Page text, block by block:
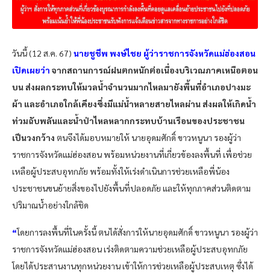
วันนี้ (12 ส.ค. 67) นายชูชีพ พงษ์ไชย ผู้ว่าราชการจังหวัดแม่ฮ่องสอน
เปิดเผยว่า จากสถานการณ์ฝนตกหนักต่อเนื่องบริเวณภาคเหนือตอน
บน ส่งผลกระทบให้มวลน้ำจำนวนมากไหลมายังพื้นที่อำเภอปางมะ
ผ้า และอำเภอใกล้เคียงซึ่งมีแม่น้ำหลายสายไหลผ่าน ส่งผลให้เกิดน้ำ
ท่วมฉับพลันและน้ำป่าไหลหลากกระทบบ้านเรือนของประชาชน
เป็นวงกว้าง ตนจึงได้มอบหมายให้ นายอุดมศักดิ์ ขาวหนูนา รองผู้ว่า
ราชการจังหวัดแม่ฮ่องสอน พร้อมหน่วยงานที่เกี่ยวข้องลงพื้นที่ เพื่อช่วย
เหลือผู้ประสบอุทกภัย พร้อมทั้งให้เร่งดำเนินการช่วยเหลือพี่น้อง
ประชาชนขนย้ายสิ่งของไปยังพื้นที่ปลอดภัย และให้ทุกภาคส่วนติดตาม
ปริมาณน้ำอย่างใกล้ชิด
“โดยการลงพื้นที่ในครั้งนี้ ตนได้สั่งการให้นายอุดมศักดิ์ ขาวหนูนา รองผู้ว่า
ราชการจังหวัดแม่ฮ่องสอน เร่งติดตามความช่วยเหลือผู้ประสบอุทกภัย
โดยได้ประสานงานทุกหน่วยงาน เข้าให้การช่วยเหลือผู้ประสบเหตุ ซึ่งได้